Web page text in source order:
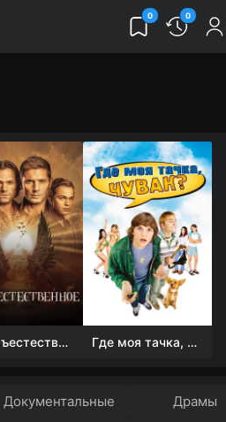
0 0
Сверхъестественное Где моя тачка, чувак?
Документальные
Драмы